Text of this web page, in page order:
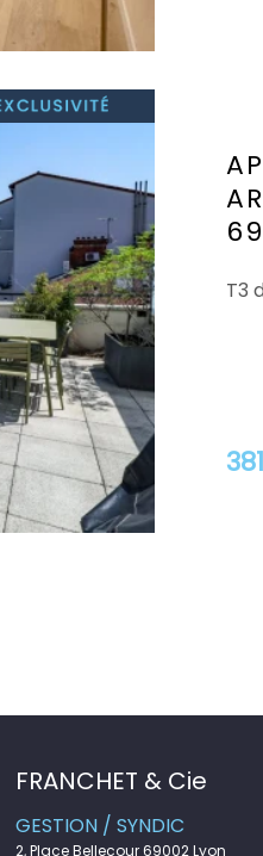
T3
FRANCHET & Cie
GESTION / SYNDIC
2, Place Bellecour 69002 Lyon